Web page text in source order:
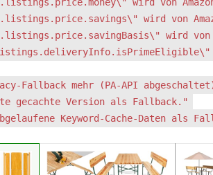
wird von
wird von
Fallback mehr (PA-API
gecachte Version als Fallback."
Keyword-Cache-Daten als